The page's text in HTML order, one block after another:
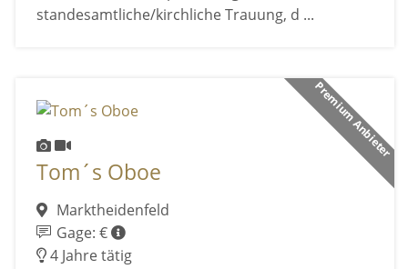
standesamtliche/kirchliche Trauung, d ...
Premium Anbieter
Tom´s Oboe
Marktheidenfeld
Gage: €
4 Jahre tätig